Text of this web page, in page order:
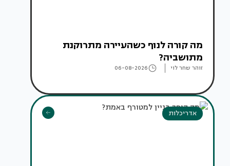
מה קורה לנוף כשהעיירה מתרוקנת
מתושביה?
זוהר שחר לוי 06-08-2026
אדריכלות